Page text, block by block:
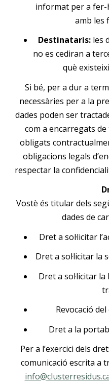
informat per a
amb les
Destinataris: les
no es cediran a
què
Si bé, per a dur a
necessàries per a la
dades poden ser
com a encarregats
obligats
obligacions legals
respectar la
Vostè és titular dels
dades de
Dret a sol·licitar
Dret a sol·licitar la
Dret a sol·licitar
Revocació
Dret a la
Per a l’exercici dels
comunicació escrita a